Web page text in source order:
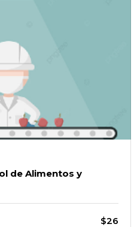
de Alimentos y
$26